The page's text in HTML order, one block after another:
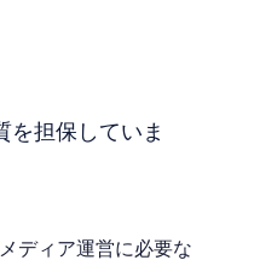
を担保していま
ディア運営に必要な